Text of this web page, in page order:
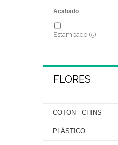
(1)
Acabado
Estampado (5)
FLORES
COTON - CHINS
PLÁSTICO